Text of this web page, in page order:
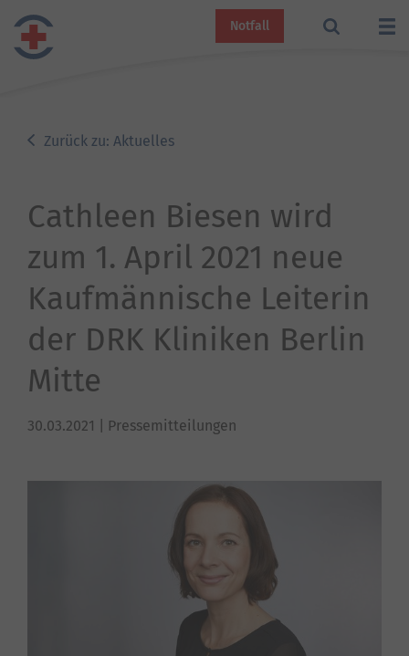
Notfall
Zurück zu: Aktuelles
Cathleen Biesen wird
zum 1. April 2021 neue
Kaufmännische Leiterin
der DRK Kliniken Berlin
Mitte
30.03.2021 | Pressemitteilungen